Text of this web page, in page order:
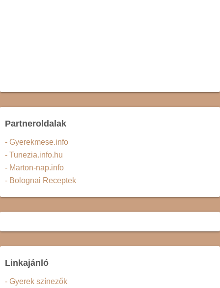
Partneroldalak
- Gyerekmese.info
- Tunezia.info.hu
- Marton-nap.info
- Bolognai Receptek
Linkajánló
- Gyerek színezők